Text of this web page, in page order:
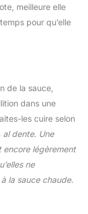
meilleure elle
pour qu’elle
de la sauce,
dans une
les cuire selon
al dente. Une
encore légèrement
ne
la sauce chaude.